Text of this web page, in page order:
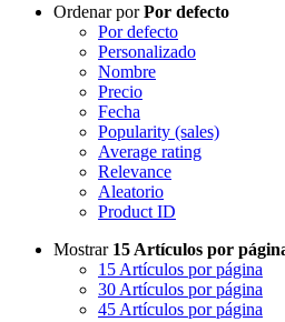
Ordenar porPor defecto
Por defecto
Personalizado
Nombre
Precio
Fecha
Popularity (sales)
Average rating
Relevance
Aleatorio
Product ID
Mostrar 15 Artículos por
15 Artículos por página
30 Artículos por página
45 Artículos por página